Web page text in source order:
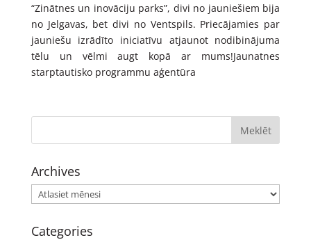
“Zinātnes un inovāciju parks”, divi no jauniešiem bija
no Jelgavas, bet divi no Ventspils. Priecājamies par
jauniešu izrādīto iniciatīvu atjaunot nodibinājuma
tēlu un vēlmi augt kopā ar mums!Jaunatnes
starptautisko programmu aģentūra
Archives
Archives
Categories